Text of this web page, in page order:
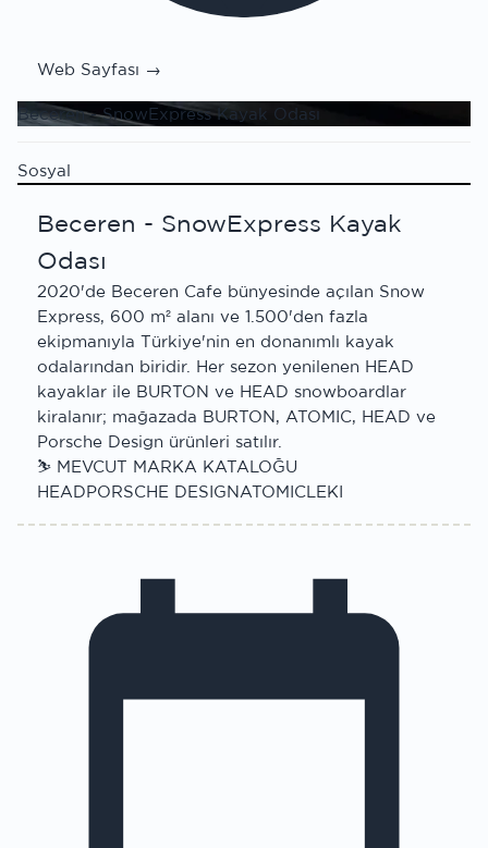
Web Sayfası →
Beceren - SnowExpress Kayak Odası
Sosyal
Beceren - SnowExpress Kayak
Odası
2020'de Beceren Cafe bünyesinde açılan Snow
Express, 600 m² alanı ve 1.500'den fazla
ekipmanıyla Türkiye'nin en donanımlı kayak
odalarından biridir. Her sezon yenilenen HEAD
kayaklar ile BURTON ve HEAD snowboardlar
kiralanır; mağazada BURTON, ATOMIC, HEAD ve
Porsche Design ürünleri satılır.
⛷ MEVCUT MARKA KATALOĞU
HEADPORSCHE DESIGNATOMICLEKI